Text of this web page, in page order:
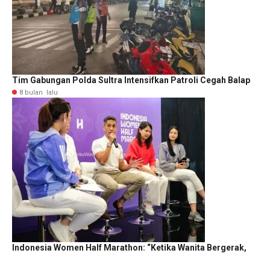
Tim Gabungan Polda Sultra Intensifkan Patroli Cegah Balap
8 bulan lalu
Indonesia Women Half Marathon: “Ketika Wanita Bergerak,